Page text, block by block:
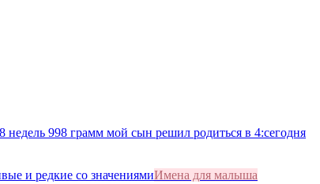
недель 998 грамм мой сын решил родиться в 4:сегодня
Имена для малыша